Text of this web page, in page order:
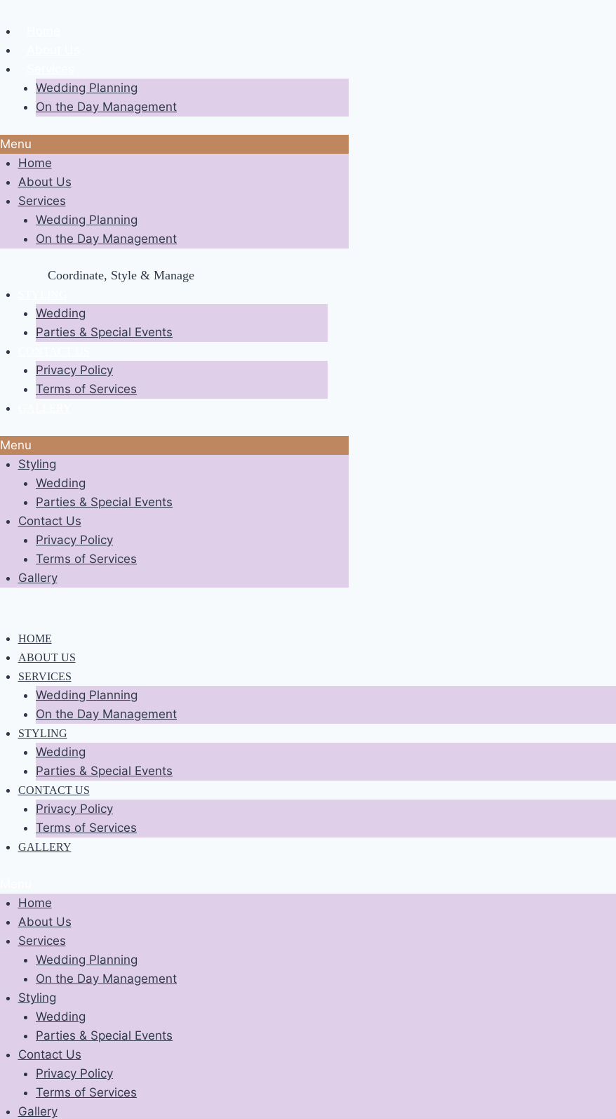
Wedding Planning
On the Day Management
Menu
Home
About Us
Services
Wedding Planning
On the Day Management
Coordinate, Style & Manage
Wedding
Parties & Special Events
Privacy Policy
Terms of Services
Menu
Styling
Wedding
Parties & Special Events
Contact Us
Privacy Policy
Terms of Services
Gallery
HOME
ABOUT US
SERVICES
Wedding Planning
On the Day Management
STYLING
Wedding
Parties & Special Events
CONTACT US
Privacy Policy
Terms of Services
GALLERY
Home
About Us
Services
Wedding Planning
On the Day Management
Styling
Wedding
Parties & Special Events
Contact Us
Privacy Policy
Terms of Services
Gallery